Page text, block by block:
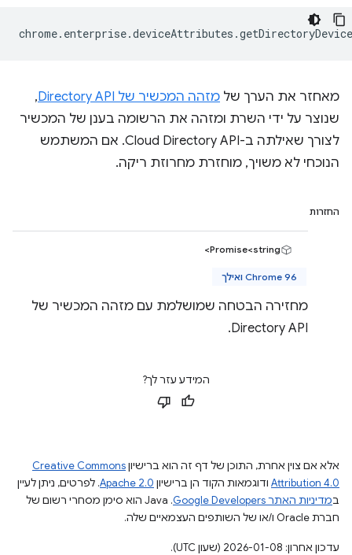
chrome. enterprise.deviceAttributes .
מאחזר את הערך של מזהה המכשיר של Directory API
,
שנוצר על ידי השרת ומזהה את הרשומה בענן של המכשיר
לצורך שאילתה ב-Cloud Directory API. אם המשתמש
הנוכחי לא משויך, מוחזרת מחרוזת ריקה.
החזרות
Promise<string>
Chrome 96 ואילך
מחזירה הבטחה שמושלמת עם מזהה המכשיר של
Directory API.
המידע עזר לך?
אלא אם צוין אחרת, התוכן של דף זה הוא ברישיוןCreative Commons
Attribution 4.0 ודוגמאות הקוד הן ברישיון Apache 2.0. לפרטים, ניתן לעיין
במדיניות האתר Google Developers‏
.‏ Java הוא סימן מסחרי רשום של
חברת Oracle ו/או של השותפים העצמאיים שלה.
עדכון אחרון: 2026-01-08 (שעון UTC).